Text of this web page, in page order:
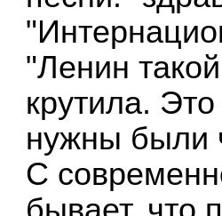
"Ленин
крутила.
нужны были
С